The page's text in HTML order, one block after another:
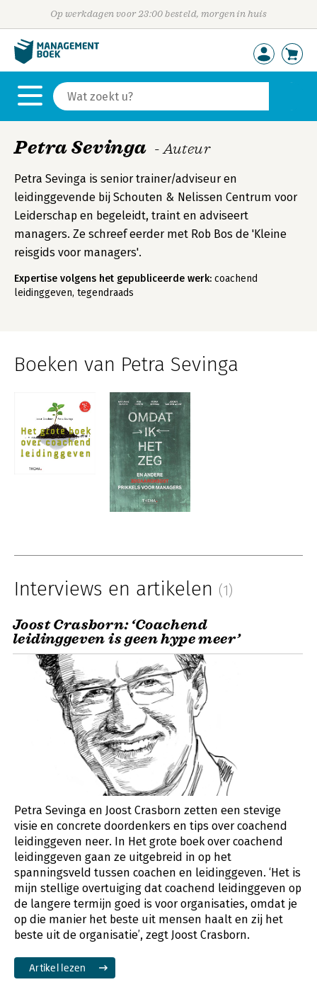
Op werkdagen voor 23:00 besteld, morgen in huis
Petra Sevinga - Auteur
Petra Sevinga is senior trainer/adviseur en
leidinggevende bij Schouten & Nelissen Centrum voor
Leiderschap en begeleidt, traint en adviseert
managers. Ze schreef eerder met Rob Bos de 'Kleine
reisgids voor managers'.
Expertise volgens het gepubliceerde werk: coachend
leidinggeven, tegendraads
Boeken van Petra Sevinga
Interviews en artikelen (1)
Joost Crasborn: ‘Coachend
leidinggeven is geen hype meer’
Petra Sevinga en Joost Crasborn zetten een stevige
visie en concrete doordenkers en tips over coachend
leidinggeven neer. In Het grote boek over coachend
leidinggeven gaan ze uitgebreid in op het
spanningsveld tussen coachen en leidinggeven. ‘Het is
mijn stellige overtuiging dat coachend leidinggeven op
de langere termijn goed is voor organisaties, omdat je
op die manier het beste uit mensen haalt en zij het
beste uit de organisatie’, zegt Joost Crasborn.
Artikel lezen